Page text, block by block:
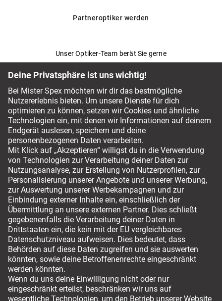
Partneroptiker werden
Unser Optiker-Team berät Sie gerne
Fragen & Antworten
Service-Chat
044 797 59 94
Bezahlmethoden
Versandmöglichkeiten
Für ihren sicheren Einkauf